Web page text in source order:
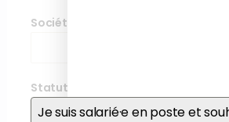
Société
Statut